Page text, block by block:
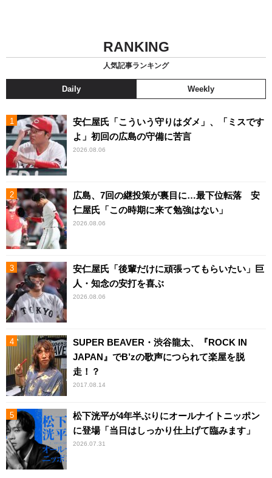
RANKING
人気記事ランキング
Daily Weekly
安仁屋氏「こういう守りはダメ」、「ミスです
よ」初回の広島の守備に苦言
2026.08.06
広島、7回の継投策が裏目に…最下位転落 安
仁屋氏「この時期に来て勉強はない」
2026.08.06
安仁屋氏「後輩だけに頑張ってもらいたい」巨
人・知念の安打を喜ぶ
2026.08.06
SUPER BEAVER・渋谷龍太、『ROCK IN
JAPAN』でB’zの歌声につられて楽屋を脱
走！？
2017.08.14
松下洸平が4年半ぶりにオールナイトニッポン
に登場「当日はしっかり仕上げて臨みます」
2026.07.31